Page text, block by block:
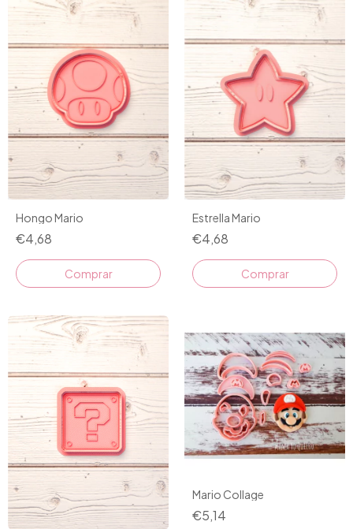
Hongo Mario
€4,68
Comprar
Estrella Mario
€4,68
Comprar
Mario Collage
€5,14